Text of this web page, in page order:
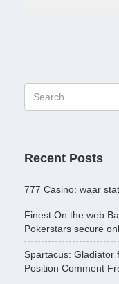
Recent Posts
777 Casino: waar
Finest On the web
Pokerstars secure
Spartacus: Gladiator
Position Comment